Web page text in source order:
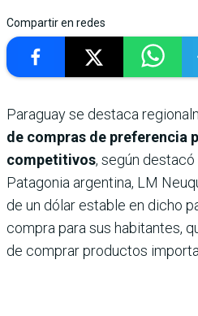
Compartir en redes
Paraguay se destaca
de compras de preferencia
competitivos, según
Patagonia argentina, LM
de un dólar estable en dicho
compra para sus habitantes,
de comprar productos